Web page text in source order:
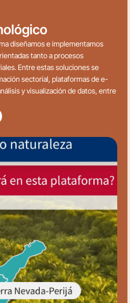
diseñamos e implementamos
tanto a procesos
Entre estas soluciones se
sectorial, plataformas de e-
y visualización de datos, entre